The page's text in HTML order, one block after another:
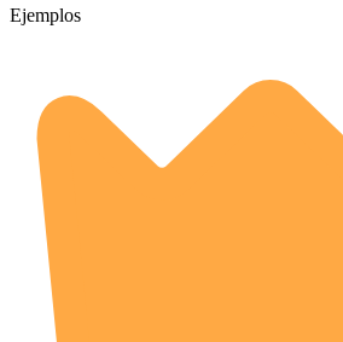
Ejemplos